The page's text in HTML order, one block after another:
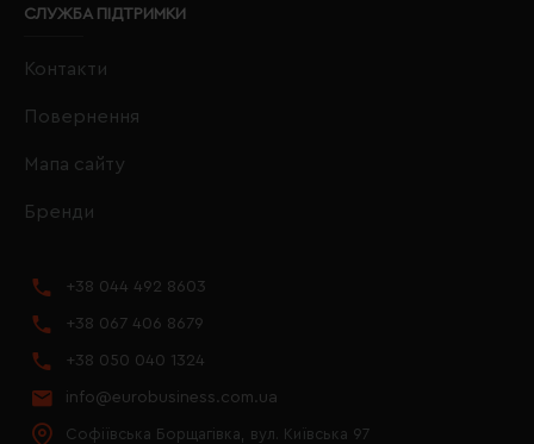
СЛУЖБА ПІДТРИМКИ
Контакти
Повернення
Мапа сайту
Бренди
+38 044 492 8603
+38 067 406 8679
+38 050 040 1324
info@eurobusiness.com.ua
Софіївська Борщагівка, вул. Київська 97